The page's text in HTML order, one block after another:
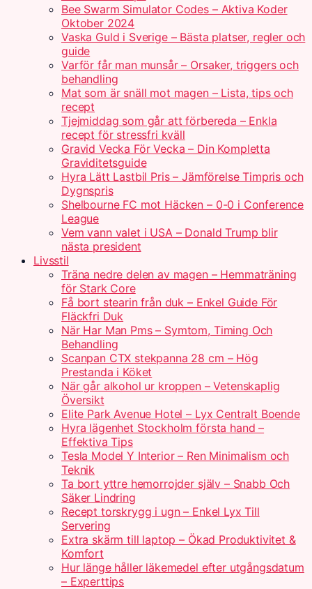
Bee Swarm Simulator Codes – Aktiva Koder
Oktober 2024
Vaska Guld i Sverige – Bästa platser, regler och
guide
Varför får man munsår – Orsaker, triggers och
behandling
Mat som är snäll mot magen – Lista, tips och
recept
Tjejmiddag som går att förbereda – Enkla
recept för stressfri kväll
Gravid Vecka För Vecka – Din Kompletta
Graviditetsguide
Hyra Lätt Lastbil Pris – Jämförelse Timpris och
Dygnspris
Shelbourne FC mot Häcken – 0-0 i Conference
League
Vem vann valet i USA – Donald Trump blir
nästa president
Livsstil
Träna nedre delen av magen – Hemmaträning
för Stark Core
Få bort stearin från duk – Enkel Guide För
Fläckfri Duk
När Har Man Pms – Symtom, Timing Och
Behandling
Scanpan CTX stekpanna 28 cm – Hög
Prestanda i Köket
När går alkohol ur kroppen – Vetenskaplig
Översikt
Elite Park Avenue Hotel – Lyx Centralt Boende
Hyra lägenhet Stockholm första hand –
Effektiva Tips
Tesla Model Y Interior – Ren Minimalism och
Teknik
Ta bort yttre hemorrojder själv – Snabb Och
Säker Lindring
Recept torskrygg i ugn – Enkel Lyx Till
Servering
Extra skärm till laptop – Ökad Produktivitet &
Komfort
Hur länge håller läkemedel efter utgångsdatum
– Experttips